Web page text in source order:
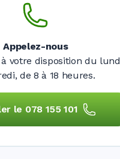
Appelez-nous
votre disposition du
de 8 à 18 heures.
le 078 155 101